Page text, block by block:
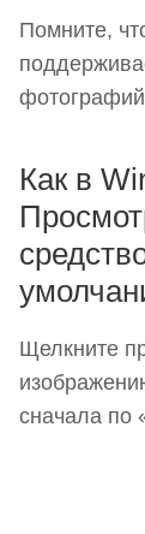
Помните,
Как в
Щелкните
сначала по